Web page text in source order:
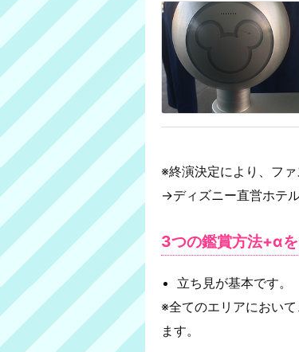
※終演決定により、フ
→ディズニー直営ホテ
3つの鑑賞方法+αを
立ち見が基本です。
※全てのエリアにおい
ます。